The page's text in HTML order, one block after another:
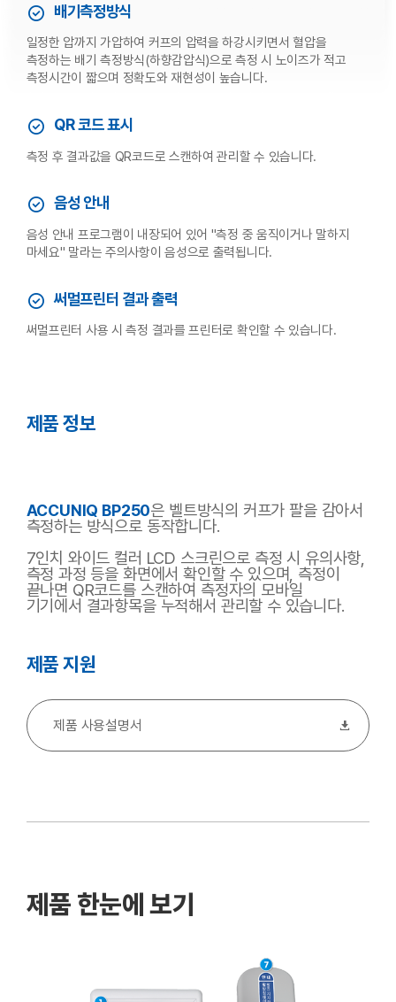
배기측정방식
일정한 압까지 가압하여 커프의 압력을 하강시키면서 혈압을
측정하는 배기 측정방식(하향감압식)으로 측정 시 노이즈가 적고
측정시간이 짧으며 정확도와 재현성이 높습니다.
QR 코드 표시
측정 후 결과값을 QR코드로 스캔하여 관리할 수 있습니다.
음성 안내
음성 안내 프로그램이 내장되어 있어 "측정 중 움직이거나 말하지
마세요" 말라는 주의사항이 음성으로 출력됩니다.
써멀프린터 결과 출력
써멀프린터 사용 시 측정 결과를 프린터로 확인할 수 있습니다.
제품 정보
ACCUNIQ BP250은 벨트방식의 커프가 팔을 감아서
측정하는 방식으로 동작합니다.
7인치 와이드 컬러 LCD 스크린으로 측정 시 유의사항,
측정 과정 등을 화면에서 확인할 수 있으며, 측정이
끝나면 QR코드를 스캔하여 측정자의 모바일
기기에서 결과항목을 누적해서 관리할 수 있습니다.
제품 지원
제품 사용설명서
제품 한눈에 보기